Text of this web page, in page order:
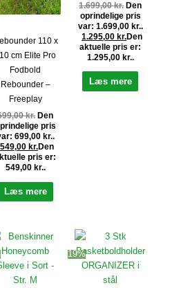
110 x
cm Elite Pro
Fodbold
Rebounder –
Freeplay
kr. Den
pris
699,00 kr..
549,00 kr.Den
pris er:
549,00 kr..
Læs mere
1.699,00kr. Den
oprindelige pris
var: 1.699,00 kr..
1.295,00 kr.Den
aktuelle pris er:
1.295,00 kr..
Læs mere
19%